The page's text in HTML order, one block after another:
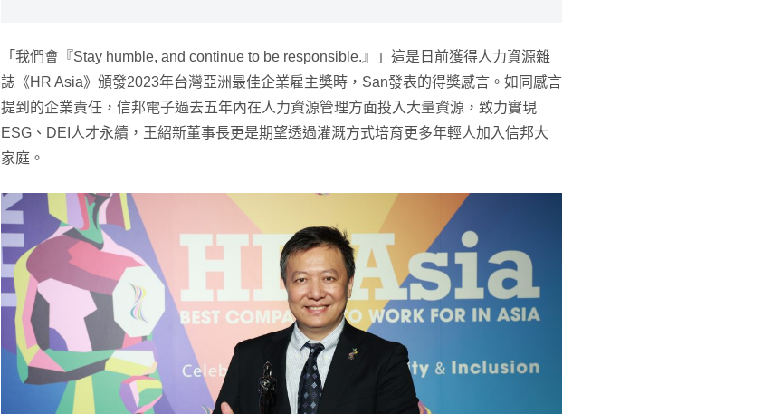
「我們會『Stay humble, and continue to be responsible.』」這是日前獲得人力資源雜
誌《HR Asia》頒發2023年台灣亞洲最佳企業雇主獎時，San發表的得獎感言。如同感言
提到的企業責任，信邦電子過去五年內在人力資源管理方面投入大量資源，致力實現
ESG、DEI人才永續，王紹新董事長更是期望透過灌溉方式培育更多年輕人加入信邦大
家庭。